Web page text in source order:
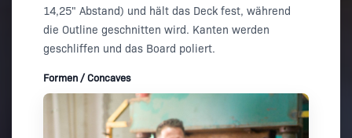
14,25" Abstand) und hält das Deck fest, während
die Outline geschnitten wird. Kanten werden
geschliffen und das Board poliert.
Formen / Concaves